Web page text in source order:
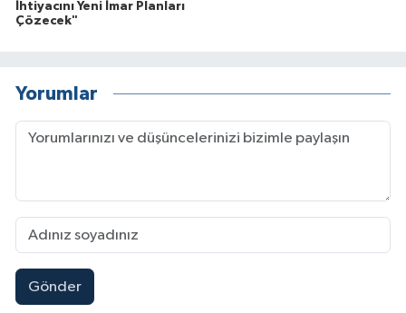
İhtiyacını Yeni İmar Planları
Çözecek"
Yorumlar
Gönder